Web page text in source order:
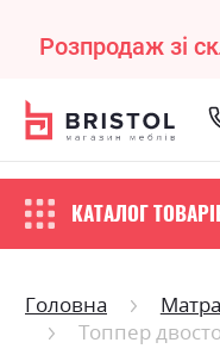
Розпродаж зі
КАТАЛОГ
Головна
Топпер